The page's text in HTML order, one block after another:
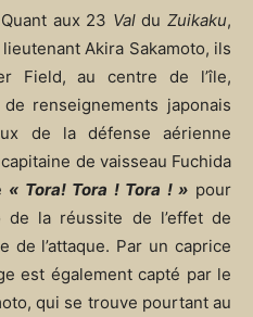
aux 23 Valdu Zuikaku,
Akira Sakamoto, ils
Field, au centre de l’île,
renseignements japonais
de la défense aérienne
de vaisseau Fuchida
« Tora! Tora ! Tora ! » pour
de la réussite de l’effet de
de l’attaque. Par un caprice
est également capté par le
qui se trouve pourtant au